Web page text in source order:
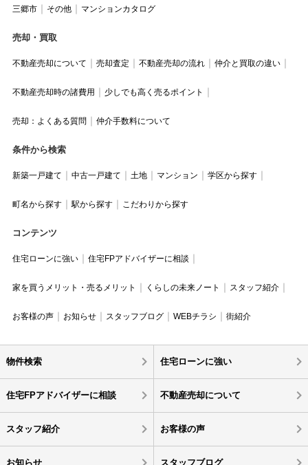
三郷市 その他 マンションカタログ
売却・買取
不動産売却について 売却査定 不動産売却の流れ 仲介と買取の違い
不動産売却時の諸費用 少しでも高く売るポイント
売却：よくある質問 仲介手数料について
条件から検索
新築一戸建て 中古一戸建て 土地 マンション 学区から探す
町名から探す 駅から探す こだわりから探す
コンテンツ
住宅ローンに強い 住宅FPアドバイザーに相談
家を買うメリット・売るメリット くらしの未来ノート スタッフ紹介
お客様の声 お知らせ スタッフブログ WEBチラシ 街紹介
物件検索 住宅ローンに強い
住宅FPアドバイザーに相談 不動産売却について
スタッフ紹介 お客様の声
お知らせ スタッフブログ